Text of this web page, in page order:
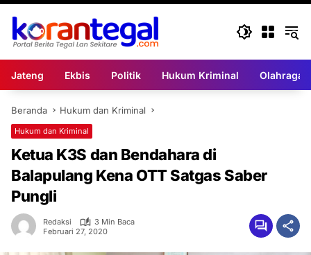
Jateng Ekbis Politik Hukum Kriminal Olahraga
Beranda Hukum dan Kriminal
Hukum dan Kriminal
Ketua K3S dan Bendahara di
Balapulang Kena OTT Satgas Saber
Pungli
Redaksi
3 Min Baca
Februari 27, 2020